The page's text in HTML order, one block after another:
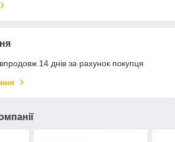
14 днів за рахунок покупця